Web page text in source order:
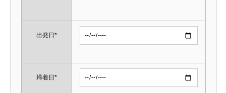
出発日*
帰着日*